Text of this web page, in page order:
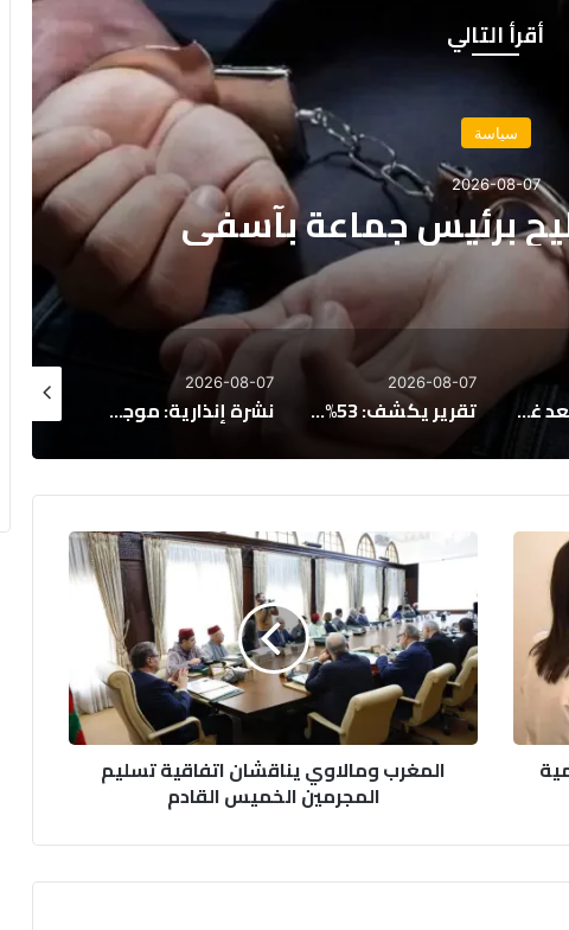
أقرأ التالي
2026-08-07
بعد غرق مركب صيد للسردين قبالة
الداخلة
تقرير يكشف: 53% من المغاربة يفكرون في الهجرة، و65% يرفضون عمل الأجانب
2026-08-07
نشرة إنذارية: موجة حر وزخات رعدية بعدد من مناطق المملكة
2026-08-07
تنسيقية الموظفين تطالب بإدراج “التوقيت الميسر” في الحوار الاجتماعي
08-06
ومالاوي
يناقشان
اتفاقية
تسليم
المجرمين
الخميس
القادم
المغرب ومالاوي يناقشان اتفاقية تسليم
المجرمين الخميس القادم